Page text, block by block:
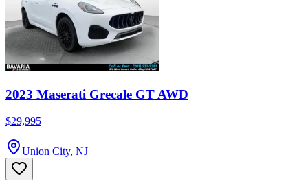
2023 Maserati Grecale GT AWD
$29,995
Union City, NJ